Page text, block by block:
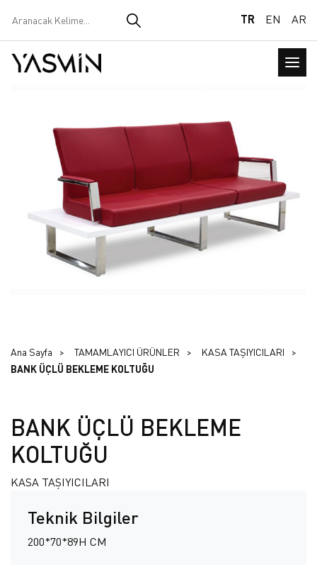
TR EN AR
Ana Sayfa TAMAMLAYICI ÜRÜNLER
KASA TAŞIYICILARI
BANK ÜÇLÜ BEKLEME KOLTUĞU
BANK ÜÇLÜ BEKLEME
KOLTUĞU
KASA TAŞIYICILARI
Teknik Bilgiler
200*70*89H CM